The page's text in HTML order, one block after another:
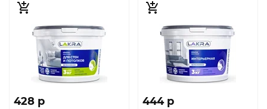
428 p 444 p